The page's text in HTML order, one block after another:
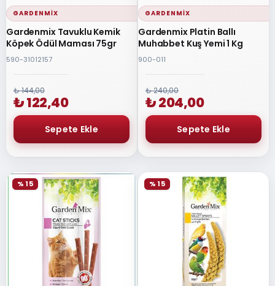
GARDENMIX
Gardenmix Tavuklu Kemik
Köpek Ödül Maması 75gr
590-31012157
₺ 144,00
₺ 122,40
GARDENMIX
Gardenmix Platin Ballı
Muhabbet Kuş Yemi 1 Kg
900-011
₺ 240,00
₺ 204,00
% 15 % 15